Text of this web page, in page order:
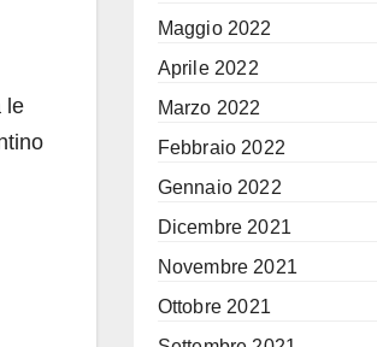
le
Maggio 2022
Aprile 2022
Marzo 2022
Febbraio 2022
Gennaio 2022
Dicembre 2021
Novembre 2021
Ottobre 2021